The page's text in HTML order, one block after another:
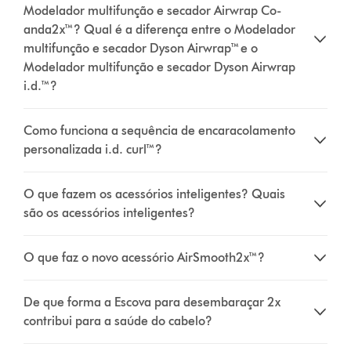
Modelador multifunção e secador Airwrap Co-
anda2x™? Qual é a diferença entre o Modelador
multifunção e secador Dyson Airwrap™ e o
Modelador multifunção e secador Dyson Airwrap
i.d.™?
Como funciona a sequência de encaracolamento
personalizada i.d. curl™?
O que fazem os acessórios inteligentes? Quais
são os acessórios inteligentes?
O que faz o novo acessório AirSmooth2x™?
De que forma a Escova para desembaraçar 2x
contribui para a saúde do cabelo?